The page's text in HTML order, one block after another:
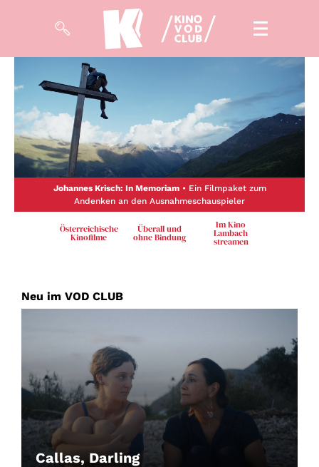
Filme
Magazin
Kuratierungen
VOD-Events
So geht’s
& Filmpässe
Suche
Johannes Krisch: In Memoriam• Ein Filmpaket zum
Andenken an den Ausnahmeschauspieler
Österreichische
Kinofilme
Überall und
ohne Bindung
Im Kino
Lambach
streamen
Neu im VOD CLUB
Callas, Darling